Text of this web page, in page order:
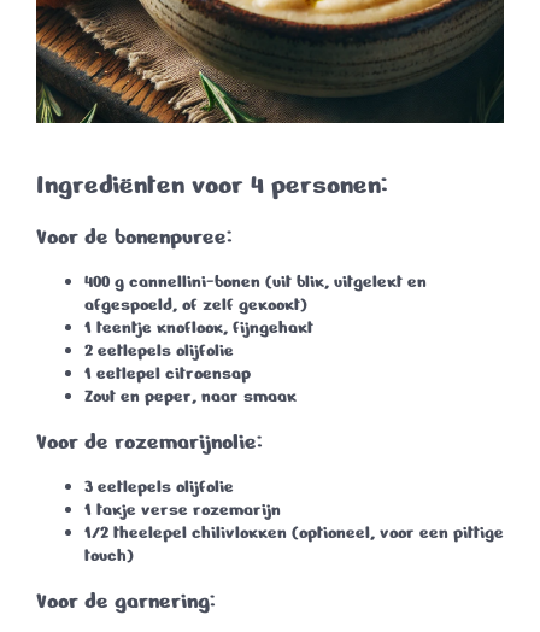
Ingrediënten voor 4 personen:
Voor de bonenpuree:
400 g cannellini-bonen (uit blik, uitgelekt en
afgespoeld, of zelf gekookt)
1 teentje knoflook, fijngehakt
2 eetlepels olijfolie
1 eetlepel citroensap
Zout en peper, naar smaak
Voor de rozemarijnolie:
3 eetlepels olijfolie
1 takje verse rozemarijn
1/2 theelepel chilivlokken (optioneel, voor een pittige
touch)
Voor de garnering: